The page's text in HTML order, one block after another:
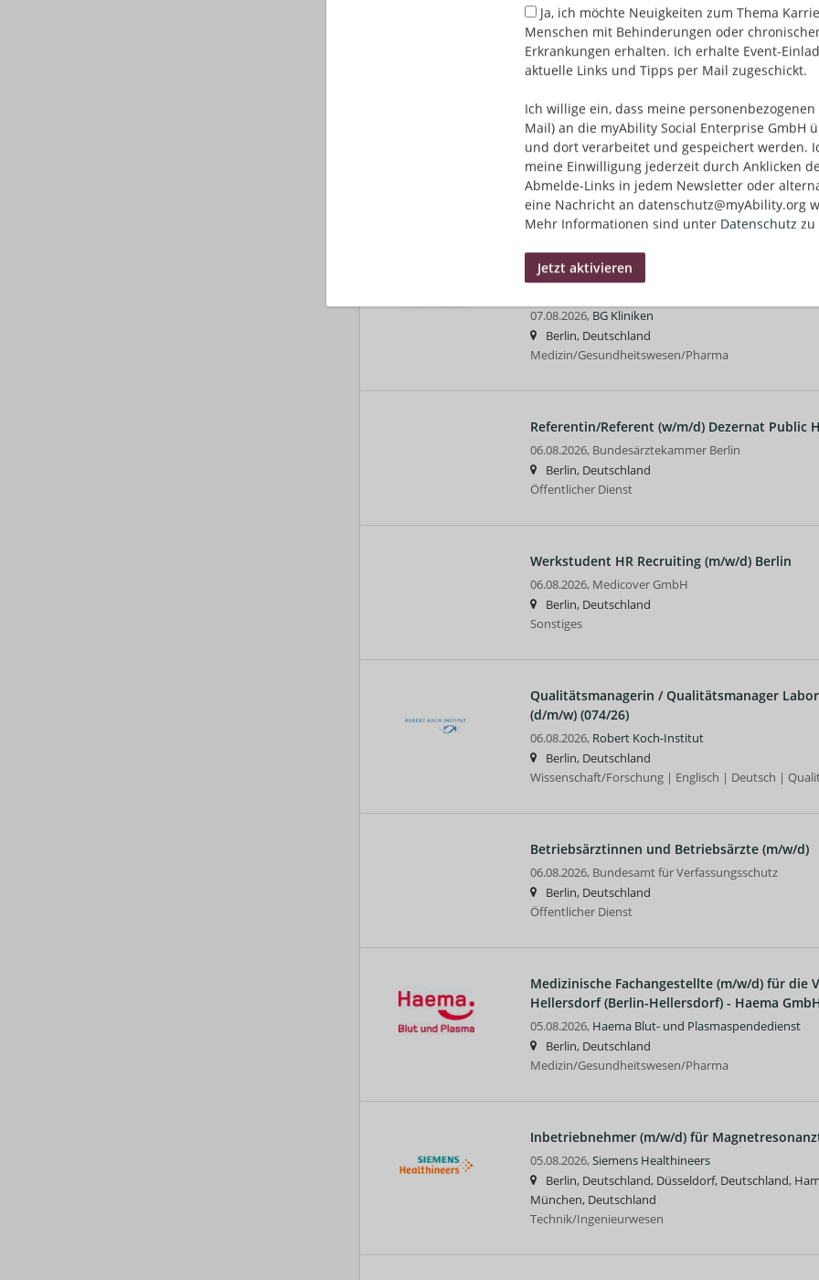
Ja, ich möchte Neuigkeiten zum Thema
Menschen mit Behinderungen oder
Erkrankungen erhalten. Ich erhalte Event-
aktuelle Links und Tipps per Mail zugeschickt.
Ich willige ein, dass meine personenbezogenen
Mail) an die myAbility Social Enterprise GmbH
und dort verarbeitet und gespeichert werden.
meine Einwilligung jederzeit durch Anklicken
Abmelde-Links in jedem Newsletter oder
eine Nachricht an datenschutz@myAbility.org
Mehr Informationen sind unter Datenschutz zu
Deutschland, Sachsen-Anhalt, Deutschland,
Thüringen, Deutschland
Medizin/Gesundheitswesen/Pharma | PC-
Customer Success Representative (x/f/m)
07.08.2026,Doctolib
Berlin, Deutschland
Vertrieb/Verkauf/Kundendienst | Medizin/
Englisch
Medizinische Fachangestellte / MFA (m/w/d) -
07.08.2026, BG Kliniken
Berlin, Deutschland
Medizin/Gesundheitswesen/Pharma
Referentin/Referent (w/m/d) Dezernat Public
06.08.2026, Bundesärztekammer Berlin
Berlin, Deutschland
Öffentlicher Dienst
Werkstudent HR Recruiting (m/w/d) Berlin
06.08.2026, Medicover GmbH
Berlin, Deutschland
Sonstiges
Qualitätsmanagerin / Qualitätsmanager
(d/m/w) (074/26)
06.08.2026, Robert Koch-Institut
Berlin, Deutschland
Wissenschaft/Forschung | Englisch | Deutsch |
Betriebsärztinnen und Betriebsärzte (m/w/d)
06.08.2026, Bundesamt für Verfassungsschutz
Berlin, Deutschland
Öffentlicher Dienst
Medizinische Fachangestellte (m/w/d) für die
Hellersdorf (Berlin-Hellersdorf) - Haema
05.08.2026, Haema Blut- und Plasmaspendedienst
Berlin, Deutschland
Medizin/Gesundheitswesen/Pharma
Inbetriebnehmer (m/w/d) für
05.08.2026, Siemens Healthineers
Berlin, Deutschland, Düsseldorf, Deutschland,
München, Deutschland
Technik/Ingenieurwesen